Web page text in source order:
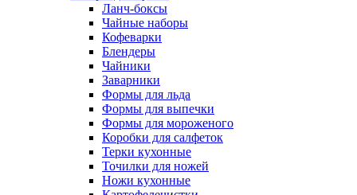
Ланч-боксы
Чайные наборы
Кофеварки
Блендеры
Чайники
Заварники
Формы для льда
Формы для выпечки
Формы для мороженого
Коробки для салфеток
Терки кухонные
Точилки для ножей
Ножи кухонные